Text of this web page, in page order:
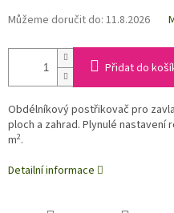
Můžeme doručit do: 11.8.2026
Přidat do
Obdélníkový postřikovač pro
ploch a zahrad. Plynulé nastavení
m2.
Detailní informace